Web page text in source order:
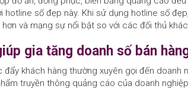
hotline số đẹp này. Khi sử dụng hotline số
và mạng sự nổi bật so với các đối thủ
gia tăng doanh số bán
khách hàng thường xuyên gọi đến doanh
truyền thông quảng cáo của doanh